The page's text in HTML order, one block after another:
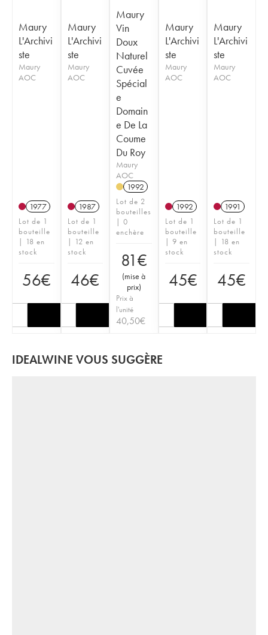
Maury
L'Archivi
ste
Maury
AOC
1977
Lot de 1
bouteille
| 18 en
stock
56€
Maury
L'Archivi
ste
Maury
AOC
1987
Lot de 1
bouteille
| 12 en
stock
46€
Maury
Vin
Doux
Naturel
Cuvée
Spécial
e
Domain
e De La
Coume
Du Roy
Maury
AOC
1992
Lot de 2
bouteilles
| 0
enchère
81€
(mise à
prix)
Prix à
l'unité
40,50€
Maury
L'Archivi
ste
Maury
AOC
1992
Lot de 1
bouteille
| 9 en
stock
45€
Maury
L'Archivi
ste
Maury
AOC
1991
Lot de 1
bouteille
| 18 en
stock
45€
IDEALWINE VOUS SUGGÈRE